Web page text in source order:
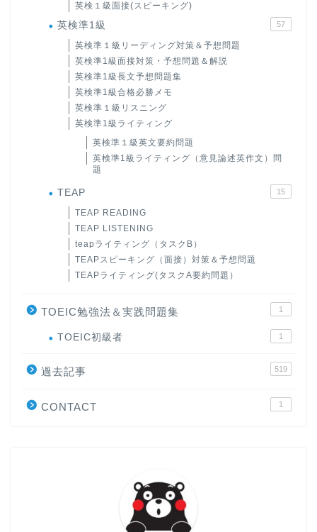
英検１級面接(スピーキング)
英検準1級 57
英検準１級リーディング対策＆予想問題
英検準1級面接対策・予想問題＆解説
英検準1級長文予想問題集
英検準1級合格必勝メモ
英検準１級リスニング
英検準1級ライティング
英検準１級英文要約問題
英検準1級ライティング（意見論述英作文）問
題
TEAP 15
TEAP READING
TEAP LISTENING
teapライティング（タスクB）
TEAPスピーキング（面接）対策＆予想問題
TEAPライティング(タスクA要約問題）
TOEIC勉強法＆実践問題集 1
TOEIC初級者 1
過去記事 519
CONTACT 1
大学入試英語対策講座
英語名言・格言・カッコい